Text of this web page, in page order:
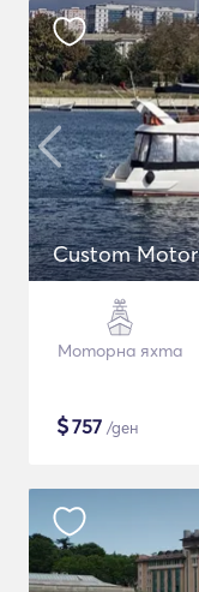
Custom
Моторна яхта
$757 /ден